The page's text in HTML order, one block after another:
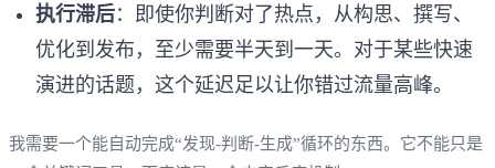
执行滞后：即使你判断对了热点，从构思、撰写、
优化到发布，至少需要半天到一天。对于某些快速
演进的话题，这个延迟足以让你错过流量高峰。
我需要一个能自动完成“发现-判断-生成”循环的东西。它不能只是